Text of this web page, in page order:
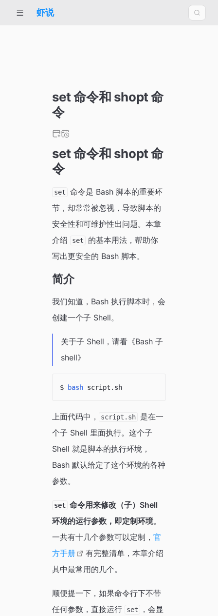
虾说
set 命令和 shopt 命
令
set 命令和 shopt 命
令
set
命令是 Bash 脚本的重要环
节，却常常被忽视，导致脚本的
安全性和可维护性出问题。本章
介绍
set
的基本用法，帮助你
写出更安全的 Bash 脚本。
简介
我们知道，Bash 执行脚本时，会
创建一个子 Shell。
关于子 Shell，请看《Bash 子
shell》
$ bash script.sh
上面代码中， script.sh
是在一
个子 Shell 里面执行。这个子
Shell 就是脚本的执行环境，
Bash 默认给定了这个环境的各种
参数。
set 命令用来修改（子）Shell
环境的运行参数，即定制环境。
一共有十几个参数可以定制， 官
方手册
有完整清单，本章介绍
其中最常用的几个。
顺便提一下，如果命令行下不带
任何参数，直接运行
set
，会显